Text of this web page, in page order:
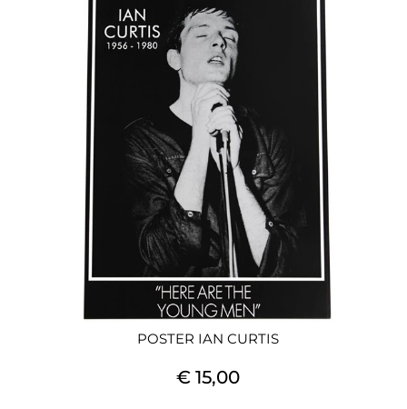
POSTER IAN CURTIS
€ 15,00